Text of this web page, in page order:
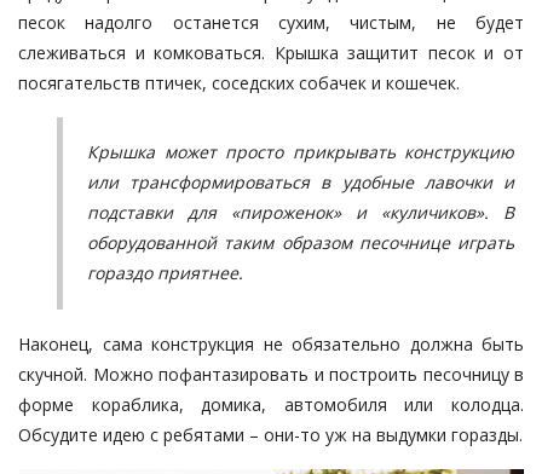
песок надолго останется сухим, чистым, не будет
слеживаться и комковаться. Крышка защитит песок и от
посягательств птичек, соседских собачек и кошечек.
Крышка может просто прикрывать конструкцию
или трансформироваться в удобные лавочки и
подставки для «пироженок» и «куличиков». В
оборудованной таким образом песочнице играть
гораздо приятнее.
Наконец, сама конструкция не обязательно должна быть
скучной. Можно пофантазировать и построить песочницу в
форме кораблика, домика, автомобиля или колодца.
Обсудите идею с ребятами – они-то уж на выдумки горазды.